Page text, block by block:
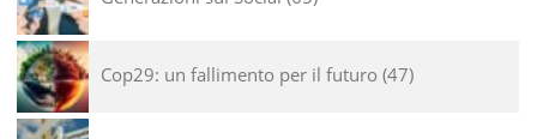
Cop29: un fallimento per il futuro 47